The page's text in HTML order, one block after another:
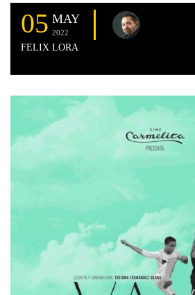
05 MAY
2022
FELIX LORA